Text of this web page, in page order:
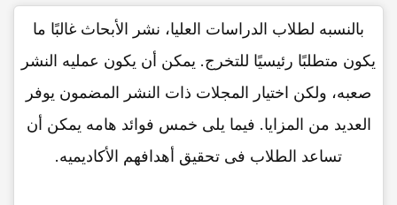
بالنسبه لطلاب الدراسات العلیا، نشر الأبحاث غالبًا ما
یکون متطلبًا رئیسیًا للتخرج. یمکن أن یکون عملیه النشر
صعبه، ولکن اختیار المجلات ذات النشر المضمون یوفر
العدید من المزایا. فیما یلی خمس فوائد هامه یمکن أن
تساعد الطلاب فی تحقیق أهدافهم الأکادیمیه.